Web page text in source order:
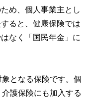
め、個人事業主とし
ると、健康保険では
なく「国民年金」に
となる保険です。個
護保険にも加入する